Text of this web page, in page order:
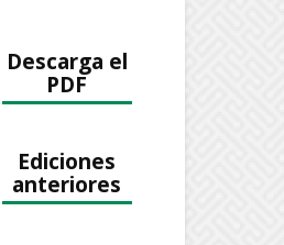
Descarga el
PDF
Ediciones
anteriores